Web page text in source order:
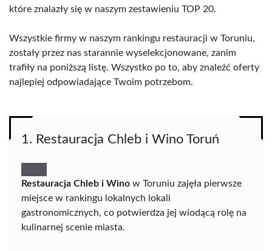
które znalazły się w naszym zestawieniu TOP 20.
Wszystkie firmy w naszym rankingu restauracji w Toruniu,
zostały przez nas starannie wyselekcjonowane, zanim
trafiły na poniższą listę. Wszystko po to, aby znaleźć oferty
najlepiej odpowiadające Twoim potrzebom.
1. Restauracja Chleb i Wino Toruń
Restauracja Chleb i Wino w Toruniu zajęła pierwsze
miejsce w rankingu lokalnych lokali
gastronomicznych, co potwierdza jej wiodącą rolę na
kulinarnej scenie miasta.